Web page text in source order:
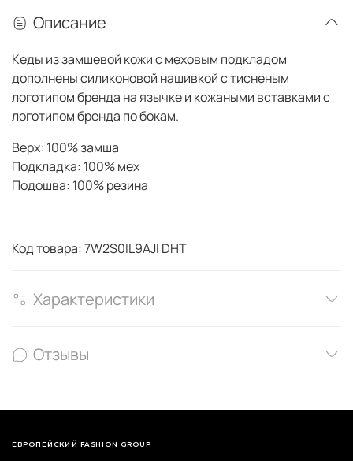
Описание
Кеды из замшевой кожи с меховым подкладом
дополнены силиконовой нашивкой с тисненым
логотипом бренда на язычке и кожаными вставками с
логотипом бренда по бокам.
Верх: 100% замша
Подкладка: 100% мех
Подошва: 100% резина
Код товара: 7W2S0IL9AJI DHT
Характеристики
Отзывы
ЕВРОПЕЙСКИЙ FASHION GROUP